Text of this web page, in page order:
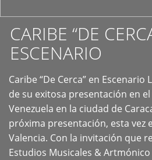
CARIBE “DE
ESCENARIO
Caribe “De Cerca” en Escenario
de su exitosa presentación en
Venezuela en la ciudad de
próxima presentación, esta vez
Valencia. Con la invitación que
Estudios Musicales &
+